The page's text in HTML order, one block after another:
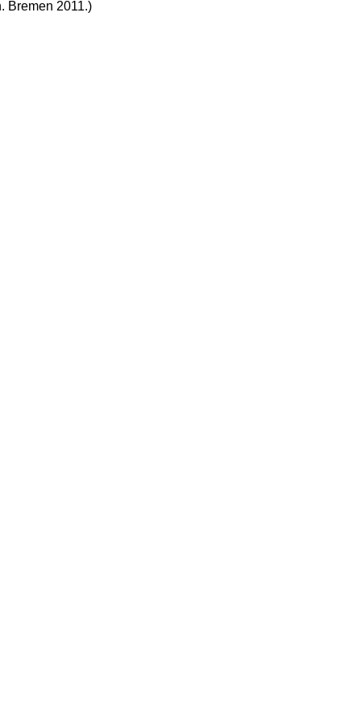
Bremen 2011.)